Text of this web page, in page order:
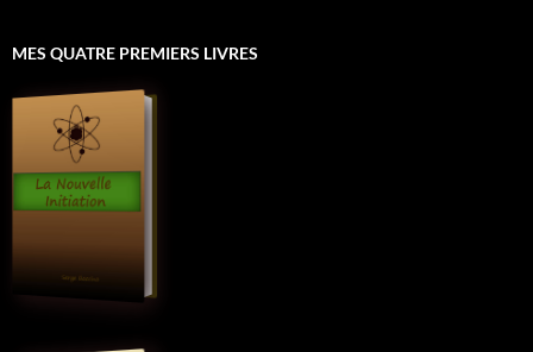
MES QUATRE PREMIERS LIVRES